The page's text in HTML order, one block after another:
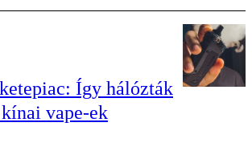
Így hálózták
vape-ek